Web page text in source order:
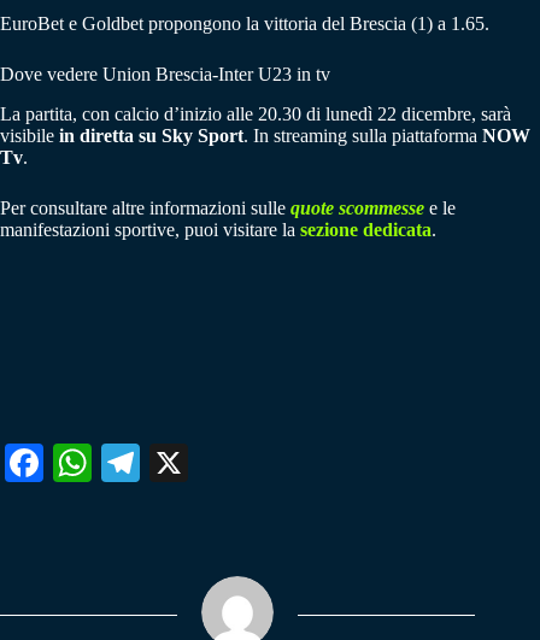
EuroBet e Goldbet propongono la vittoria del Brescia (1) a 1.65.
Dove vedere Union Brescia-Inter U23 in tv
La partita, con calcio d’inizio alle 20.30 di lunedì 22 dicembre, sarà
visibile in diretta su Sky Sport. In streaming sulla piattaforma NOW
Tv.
Per consultare altre informazioni sulle quote scommesse e le
manifestazioni sportive, puoi visitare la sezione dedicata.
Fa W
pp
Te
m